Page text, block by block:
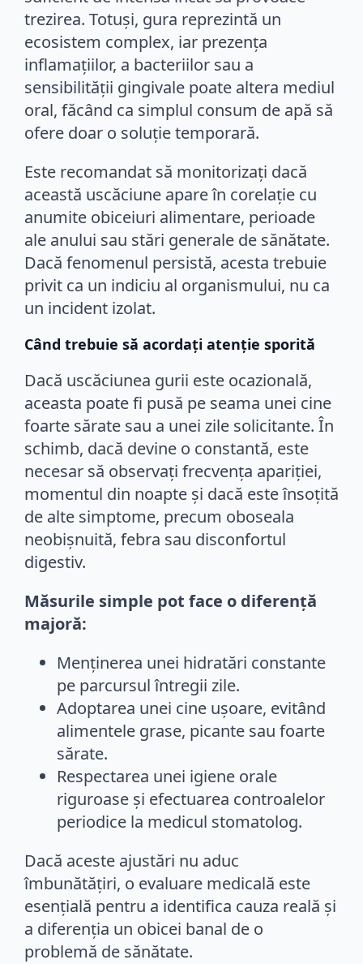
trezirea. Totuși, gura reprezintă un
ecosistem complex, iar prezența
inflamațiilor, a bacteriilor sau a
sensibilității gingivale poate altera mediul
oral, făcând ca simplul consum de apă să
ofere doar o soluție temporară.
Este recomandat să monitorizați dacă
această uscăciune apare în corelație cu
anumite obiceiuri alimentare, perioade
ale anului sau stări generale de sănătate.
Dacă fenomenul persistă, acesta trebuie
privit ca un indiciu al organismului, nu ca
un incident izolat.
Când trebuie să acordați atenție sporită
Dacă uscăciunea gurii este ocazională,
aceasta poate fi pusă pe seama unei cine
foarte sărate sau a unei zile solicitante. În
schimb, dacă devine o constantă, este
necesar să observați frecvența apariției,
momentul din noapte și dacă este însoțită
de alte simptome, precum oboseala
neobișnuită, febra sau disconfortul
digestiv.
Măsurile simple pot face o diferență
majoră:
Menținerea unei hidratări constante
pe parcursul întregii zile.
Adoptarea unei cine ușoare, evitând
alimentele grase, picante sau foarte
sărate.
Respectarea unei igiene orale
riguroase și efectuarea controalelor
periodice la medicul stomatolog.
Dacă aceste ajustări nu aduc
îmbunătățiri, o evaluare medicală este
esențială pentru a identifica cauza reală și
a diferenția un obicei banal de o
problemă de sănătate.